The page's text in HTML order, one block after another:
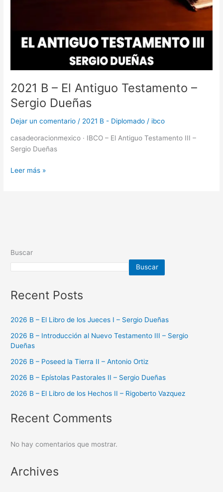
2021 B – El Antiguo Testamento –
Sergio Dueñas
Dejar un comentario / 2021 B - Diplomado / ibco
casadeoracionmexico · IBCO – El Antiguo Testamento III –
Sergio Dueñas
Leer más »
Buscar
Buscar
Recent Posts
2026 B – El Libro de los Jueces I – Sergio Dueñas
2026 B – Introducción al Nuevo Testamento III – Sergio
Dueñas
2026 B – Poseed la Tierra II – Antonio Ortiz
2026 B – Epístolas Pastorales II – Sergio Dueñas
2026 B – El Libro de los Hechos II – Rigoberto Vazquez
Recent Comments
No hay comentarios que mostrar.
Archives